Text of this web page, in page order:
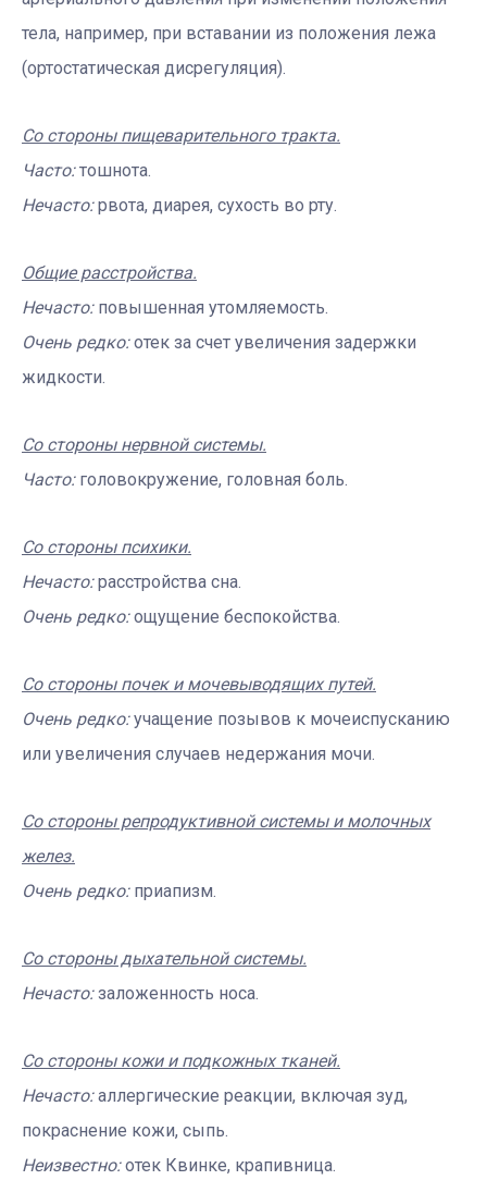
тела, например, при вставании из положения лежа
(ортостатическая дисрегуляция).
Со стороны пищеварительного тракта.
Часто:тошнота.
Нечасто:рвота, диарея, сухость во рту.
Общие расстройства.
Нечасто:повышенная утомляемость.
Очень редко:отек за счет увеличения задержки
жидкости.
Со стороны нервной системы.
Часто:головокружение, головная боль.
Со стороны психики.
Нечасто:расстройства сна.
Очень редко:ощущение беспокойства.
Со стороны почек и мочевыводящих путей.
Очень редко:учащение позывов к мочеиспусканию
или увеличения случаев недержания мочи.
Со стороны репродуктивной системы и молочных
желез.
Очень редко:приапизм.
Со стороны дыхательной системы.
Нечасто:заложенность носа.
Со стороны кожи и подкожных тканей.
Нечасто:аллергические реакции, включая зуд,
покраснение кожи, сыпь.
Неизвестно: отек Квинке, крапивница.